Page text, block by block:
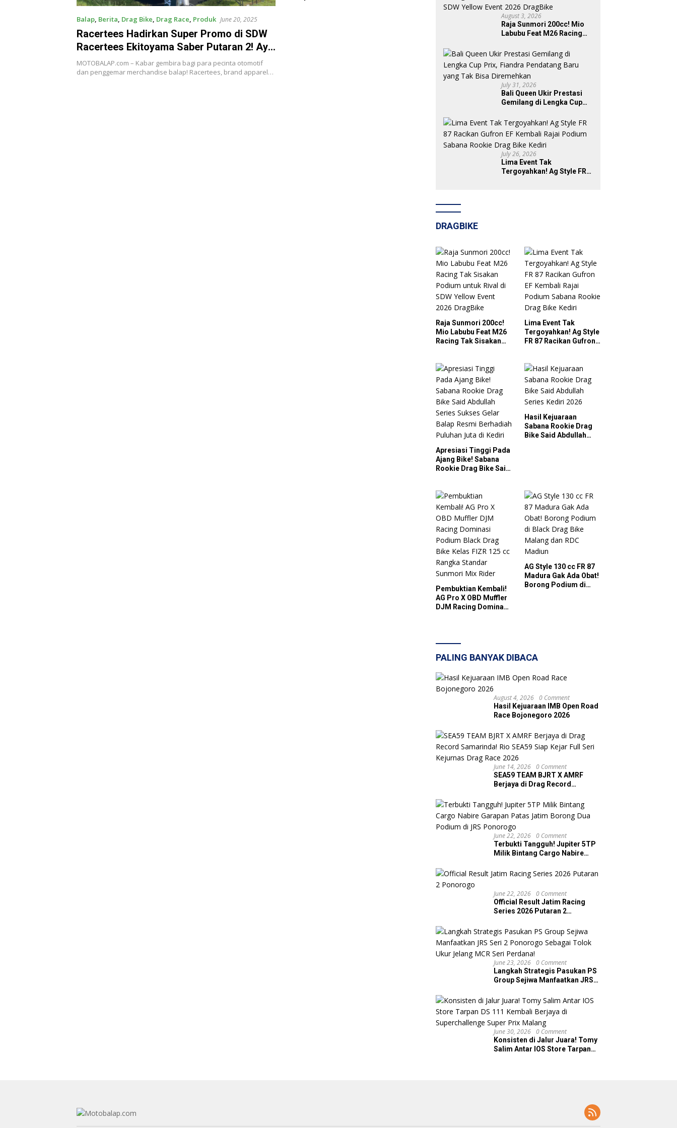
Balap, Berita, Drag Bike, Drag Race, Produk June 20, 2025
Racertees Hadirkan Super Promo di SDW
Racertees Ekitoyama Saber Putaran 2! Ayo
Serbu!
MOTOBALAP.com – Kabar gembira bagi para pecinta otomotif
dan penggemar merchandise balap! Racertees, brand apparel…
August 3, 2026
Raja Sunmori 200cc! Mio
Labubu Feat M26 Racing
Rival di SDW Yellow Event
2026 DragBike
July 31, 2026
Bali Queen Ukir Prestasi
Gemilang di Lengka Cup
Baru yang Tak Bisa
Diremehkan
July 26, 2026
Lima Event Tak
Tergoyahkan! Ag Style FR
DRAGBIKE
Raja Sunmori 200cc!
Mio Labubu Feat M26
Racing Tak Sisakan
DragBike
Lima Event Tak
Tergoyahkan! Ag Style
FR 87 Racikan Gufron
Rookie Drag Bike
Kediri
Apresiasi Tinggi Pada
Ajang Bike! Sabana
Rookie Drag Bike Said
Resmi Berhadiah
Puluhan Juta di Kediri
Hasil Kejuaraan
Sabana Rookie Drag
Bike Said Abdullah
Pembuktian Kembali!
AG Pro X OBD Muffler
DJM Racing Dominasi
Sunmori Mix Rider
AG Style 130 cc FR 87
Madura Gak Ada Obat!
Borong Podium di
PALING BANYAK DIBACA
August 4, 2026 0 Comment
Hasil Kejuaraan IMB Open Road
Race Bojonegoro 2026
June 14, 2026 0 Comment
SEA59 TEAM BJRT X AMRF
Berjaya di Drag Record
Kejar Full Seri Kejurnas Drag
Race 2026
June 22, 2026 0 Comment
Terbukti Tangguh! Jupiter 5TP
Milik Bintang Cargo Nabire
Dua Podium di JRS Ponorogo
June 22, 2026 0 Comment
Official Result Jatim Racing
Series 2026 Putaran 2
June 23, 2026 0 Comment
Langkah Strategis Pasukan PS
Group Sejiwa Manfaatkan JRS
Ukur Jelang MCR Seri Perdana!
June 30, 2026 0 Comment
Konsisten di Jalur Juara! Tomy
Salim Antar IOS Store Tarpan